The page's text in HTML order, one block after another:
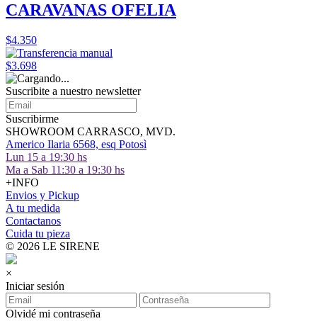
CARAVANAS OFELIA
$4.350
$3.698
Suscribite a nuestro newsletter
Suscribirme
SHOWROOM CARRASCO, MVD.
Americo Ilaria 6568, esq Potosì
Lun 15 a 19:30 hs
Ma a Sab 11:30 a 19:30 hs
+INFO
Envios y Pickup
A tu medida
Contactanos
Cuida tu pieza
© 2026 LE SIRENE
×
Iniciar sesión
Olvidé mi contraseña